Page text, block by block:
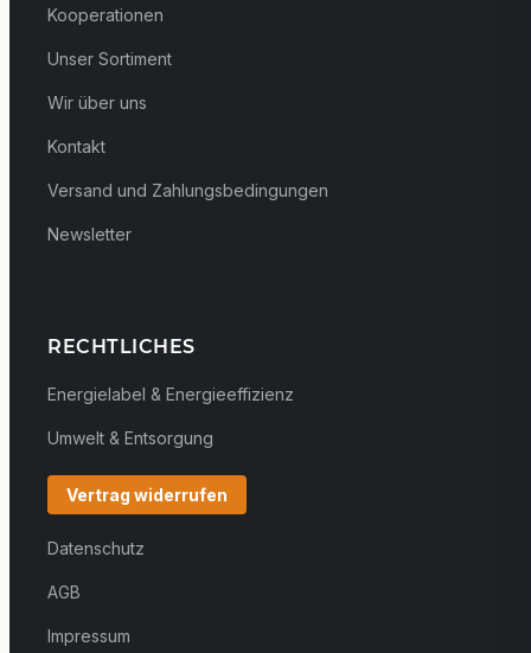
Kooperationen
Unser Sortiment
Wir über uns
Kontakt
Versand und Zahlungsbedingungen
Newsletter
RECHTLICHES
Energielabel & Energieeffizienz
Umwelt & Entsorgung
Vertrag widerrufen
Datenschutz
AGB
Impressum